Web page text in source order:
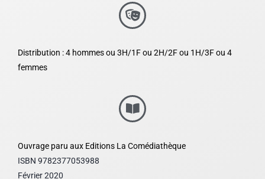
Distribution : 4 hommes ou 3H/1F ou 2H/2F ou 1H/3F ou 4
femmes
Ouvrage paru aux Editions La Comédiathèque
ISBN 9782377053988
Février 2020